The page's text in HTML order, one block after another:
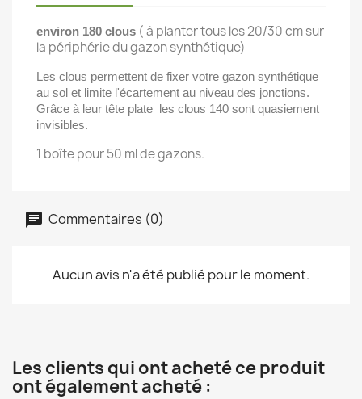
environ 180 clous ( à planter tous les 20/30 cm sur
la périphérie du gazon synthétique)
Les clous permettent de fixer votre gazon synthétique
au sol et limite l'écartement au niveau des jonctions.
Grâce à leur tête plate les clous 140 sont quasiement
invisibles.
1 boîte pour 50 ml de gazons.
Commentaires (0)
Aucun avis n'a été publié pour le moment.
Les clients qui ont acheté ce produit
ont également acheté :